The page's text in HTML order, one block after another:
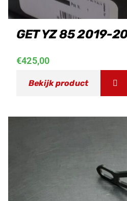
GET YZ 85 2019-
€425,00
Bekijk product